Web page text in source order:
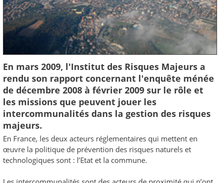
En mars 2009, l'Institut des Risques Majeurs a
rendu son rapport concernant l'enquête ménée
de décembre 2008 à février 2009 sur le rôle et
les missions que peuvent jouer les
intercommunalités dans la gestion des risques
majeurs.
En France, les deux acteurs réglementaires qui mettent en
œuvre la politique de prévention des risques naturels et
technologiques sont : l’Etat et la commune.